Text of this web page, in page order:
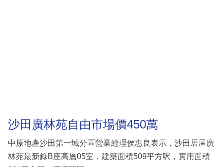
沙田廣林苑自由市場價450萬
中原地產沙田第一城分區營業經理侯惠良表示，沙田居屋廣
林苑最新錄B座高層05室，建築面積509平方呎，實用面積